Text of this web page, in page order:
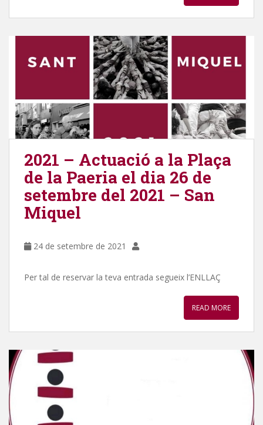
2021 – Actuació a la Plaça
de la Paeria el dia 26 de
setembre del 2021 – San
Miquel
24 de setembre de 2021
Per tal de reservar la teva entrada segueix l’ENLLAÇ
READ MORE